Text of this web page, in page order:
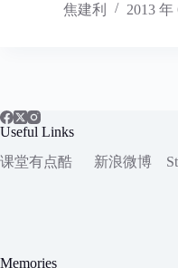
焦建利
2013 年
Useful Links
课堂有点酷
新浪微博
Memories